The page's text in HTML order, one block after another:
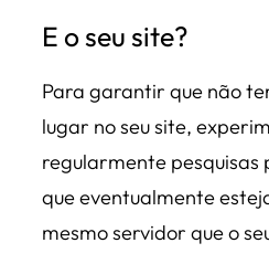
E o seu site?
Para garantir que não
lugar no seu site,
regularmente pesquisas
que eventualmente
mesmo servidor que o